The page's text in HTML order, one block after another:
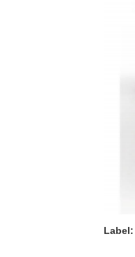
Label: